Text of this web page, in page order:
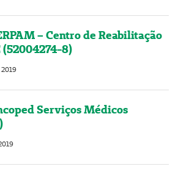
– Centro de Reabilitação
8)
2019
Serviços Médicos